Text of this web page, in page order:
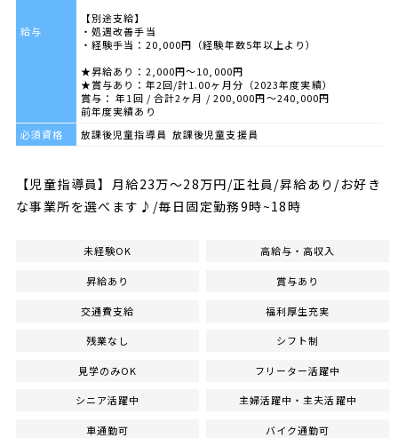
給与
【別途支給】
・処遇改善手当
・経験手当：20,000円（経験年数5年以上より）
★昇給あり：2,000円～10,000円
★賞与あり：年2回/計1.00ヶ月分（2023年度実績）
賞与： 年1回 / 合計2ヶ月 / 200,000円〜240,000円
前年度実績あり
必須資格
放課後児童指導員 放課後児童支援員
【児童指導員】月給23万～28万円/正社員/昇給あり/お好き
な事業所を選べます♪/毎日固定勤務9時~18時
未経験OK 高給与・高収入
昇給あり 賞与あり
交通費支給 福利厚生充実
残業なし シフト制
見学のみOK フリーター活躍中
シニア活躍中 主婦活躍中・主夫活躍中
車通勤可 バイク通勤可